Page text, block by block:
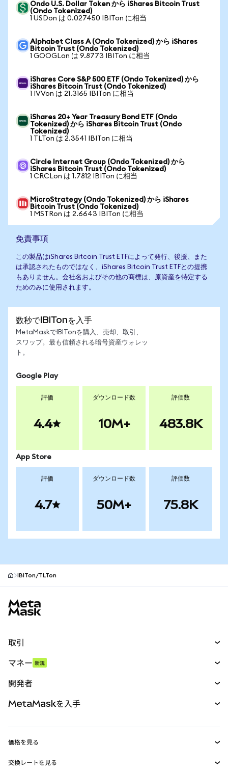
Ondo U.S. Dollar Token から iShares Bitcoin Trust
(Ondo Tokenized)
1 USDon は 0.027450 IBITon に相当
Alphabet Class A (Ondo Tokenized) から iShares
Bitcoin Trust (Ondo Tokenized)
1 GOOGLon は 9.8773 IBITon に相当
iShares Core S&P 500 ETF (Ondo Tokenized) から
iShares Bitcoin Trust (Ondo Tokenized)
1 IVVon は 21.3165 IBITon に相当
iShares 20+ Year Treasury Bond ETF (Ondo
Tokenized) から iShares Bitcoin Trust (Ondo
Tokenized)
1 TLTon は 2.3541 IBITon に相当
Circle Internet Group (Ondo Tokenized) から
iShares Bitcoin Trust (Ondo Tokenized)
1 CRCLon は 1.7812 IBITon に相当
MicroStrategy (Ondo Tokenized) から iShares
Bitcoin Trust (Ondo Tokenized)
1 MSTRon は 2.6643 IBITon に相当
免責事項
この製品はiShares Bitcoin Trust ETFによって発行、後援、また
は承認されたものではなく、iShares Bitcoin Trust ETFとの提携
もありません。会社名およびその他の商標は、原資産を特定する
ためのみに使用されます。
数秒でIBITonを入手
MetaMaskでIBITonを購入、売却、取引、
スワップ。最も信頼される暗号資産ウォレッ
ト。
Google Play
評価
4.4
ダウンロード数
10M+
評価数
483.8K
App Store
評価
4.7
ダウンロード数
50M+
評価数
75.8K
IBITon/TLTon
取引
パーペチュアル
RWA
マネー 新規
開発者
MetaMask Connect
MetaMaskを入手
価格を見る
イーサリアムの価格
交換レートを見る